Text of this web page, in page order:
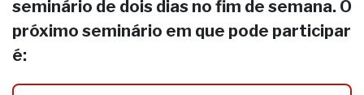
seminário de dois dias no fim de semana. O
próximo seminário em que pode participar
é: